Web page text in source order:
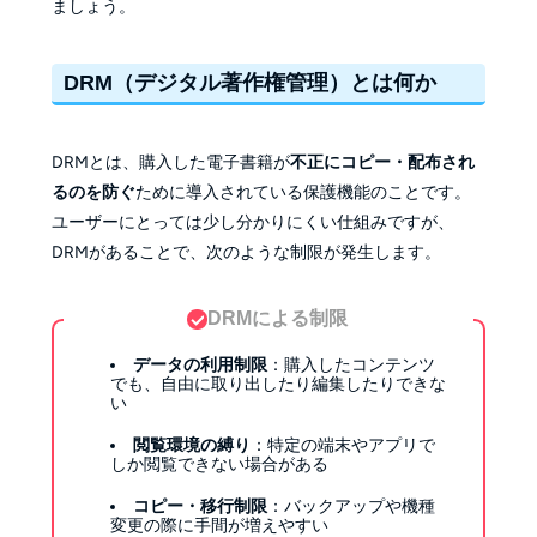
ましょう。
DRM（デジタル著作権管理）とは何か
DRMとは、購入した電子書籍が不正にコピー・配布され
るのを防ぐために導入されている保護機能のことです。
ユーザーにとっては少し分かりにくい仕組みですが、
DRMがあることで、次のような制限が発生します。
DRMによる制限
データの利用制限 ：購入したコンテンツ
でも、自由に取り出したり編集したりできな
い
閲覧環境の縛り ：特定の端末やアプリで
しか閲覧できない場合がある
コピー・移行制限 ：バックアップや機種
変更の際に手間が増えやすい